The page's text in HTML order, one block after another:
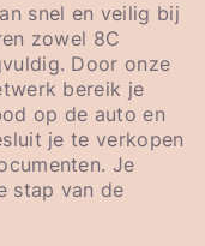
snel en veilig bij
zowel 8C
Door onze
bereik je
op de auto en
je te verkopen
Je
stap van de